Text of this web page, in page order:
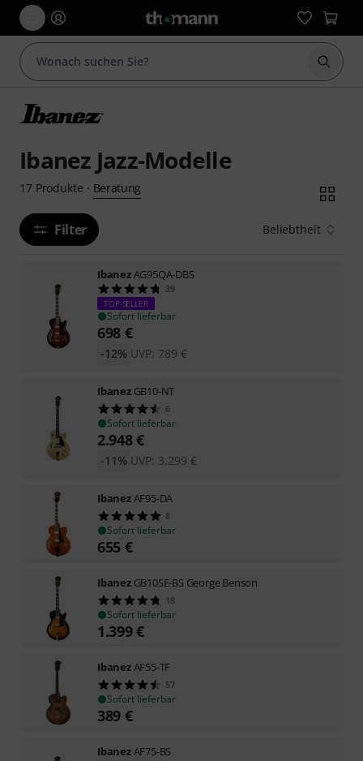
Suche
Ibanez Jazz-Modelle
17 Produkte · Beratung
Filter Beliebtheit
IbanezAG95QA-DBS
39
TOP-SELLER
Sofort lieferbar
698 €
UVP: 789 €
-12%
Ibanez GB10-NT
6
Sofort lieferbar
2.948€
UVP: 3.299 €
-11%
IbanezAF95-DA
8
Sofort lieferbar
655 €
Ibanez GB10SE-BS George Benson
18
Sofort lieferbar
1.399€
IbanezAF55-TF
57
Sofort lieferbar
389 €
IbanezAF75-BS